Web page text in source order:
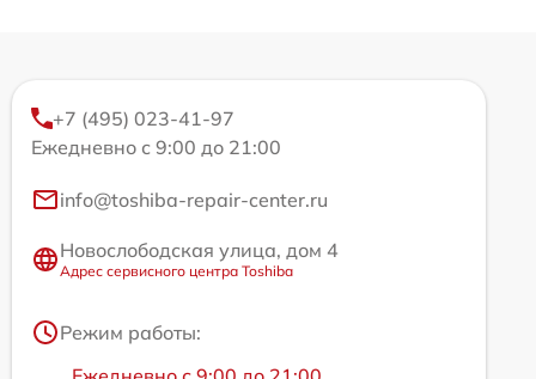
+7 (495) 023-41-97
Ежедневно с 9:00 до 21:00
info@toshiba-repair-center.ru
Новослободская улица, дом 4
Адрес сервисного центра Toshiba
Режим работы: